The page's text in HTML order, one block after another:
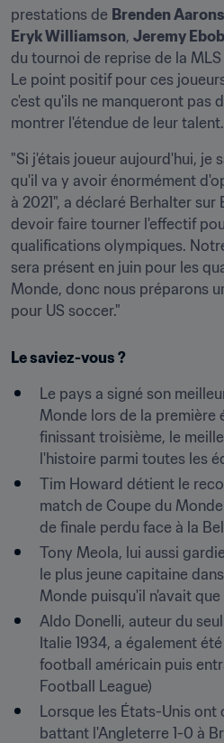
prestations de Brenden
Eryk Williamson, Jeremy
du tournoi de reprise de la
Le point positif pour ces
c'est qu'ils ne manqueront pas
montrer l'étendue de leur talent.
"Si j'étais joueur aujourd'hui, je
qu'il va y avoir énormément
à 2021", a déclaré Berhalter sur
devoir faire tourner l'effectif
qualifications olympiques.
sera présent en juin pour les
Monde, donc nous préparons
pour US soccer."
Le saviez-vous ?
Le pays a signé son
Monde lors de la première
finissant troisième, le
l'histoire parmi toutes les
Tim Howard détient le
match de Coupe du
de finale perdu face à la
Tony Meola, lui aussi
le plus jeune capitaine
Monde puisqu'il n'avait que
Aldo Donelli, auteur du
Italie 1934, a également
football américain puis
Football League)
Lorsque les États-Unis ont
battant l'Angleterre 1-0 à